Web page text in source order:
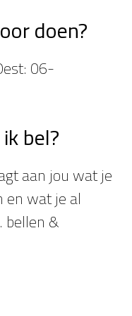
doen?
06-
bel?
aan jou wat je
en wat je al
bellen &